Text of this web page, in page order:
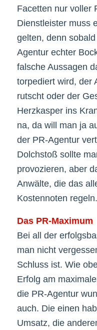
Facetten nur voller
Dienstleister muss
gelten, denn
Agentur echter
falsche Aussagen
torpediert wird, der
rutscht oder der
Herzkasper ins
na, da will man ja
der PR-Agentur
Dolchstoß sollte
provozieren, aber
Anwälte, die das
Kostennoten regeln.
Das PR-Maximum
Bei all der
man nicht
Schluss ist. Wie
Erfolg am
die PR-Agentur
auch. Die einen
Umsatz, die